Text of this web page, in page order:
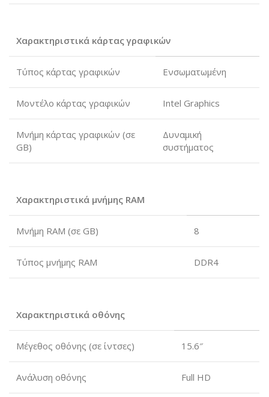
Χαρακτηριστικά κάρτας γραφικών
Τύπος κάρτας γραφικών Ενσωματωμένη
Μοντέλο κάρτας γραφικών Intel Graphics
Μνήμη κάρτας γραφικών (σε
GB)
Δυναμική
συστήματος
Χαρακτηριστικά μνήμης RAM
Μνήμη RAM (σε GB) 8
Τύπος μνήμης RAM DDR4
Χαρακτηριστικά οθόνης
Μέγεθος οθόνης (σε ίντσες) 15.6″
Ανάλυση οθόνης Full HD